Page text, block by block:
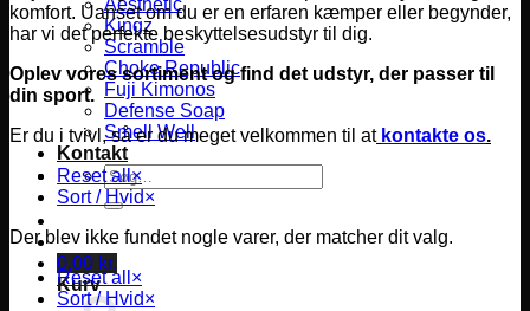
Aesthetic
Kingz
Scramble
Choke Republic
Fuji Kimonos
Defense Soap
Smell Well
Kontakt
Søg
efter:
0,00 kr.
Kurv
komfort. Uanset om du er en erfaren kæmper eller begynder,
har vi det perfekte beskyttelsesudstyr til dig.
Oplev vores sortiment og find det udstyr, der passer til
din sport.
Er du i tvivl, så er du meget velkommen til at kontakte os.
Reset all×
Sort / Hvid×
Der blev ikke fundet nogle varer, der matcher dit valg.
Reset all ×
Sort / Hvid×